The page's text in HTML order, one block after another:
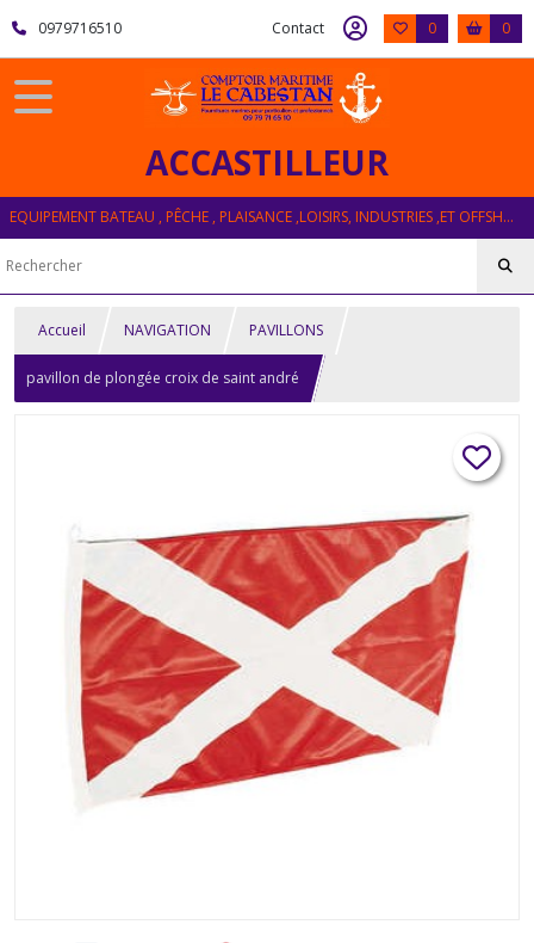
0979716510 Contact 0 0
ACCASTILLEUR
EQUIPEMENT BATEAU , PÊCHE , PLAISANCE ,LOISIRS, INDUSTRIES ,ET OFFSHORE
Accueil NAVIGATION PAVILLONS
pavillon de plongée croix de saint andré